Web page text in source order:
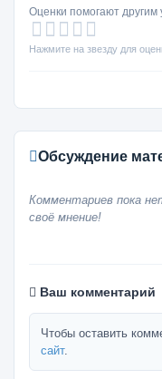
Оценки помогают
Нажмите на звезду для
Обсуждение
Комментариев пока
своё мнение!
Ваш комментарий
Чтобы оставить
сайт.